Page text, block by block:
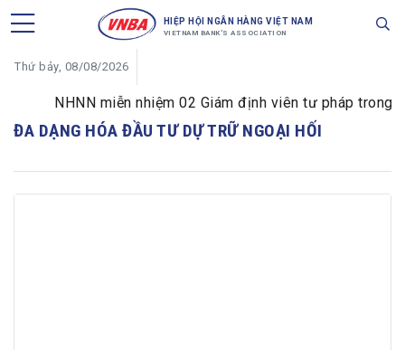
HIỆP HỘI NGÂN HÀNG VIỆT NAM
VIETNAM BANK'S ASSOCIATION
Thứ bảy, 08/08/2026
NHNN miễn nhiệm 02 Giám định viên tư pháp trong
ĐA DẠNG HÓA ĐẦU TƯ DỰ TRỮ NGOẠI HỐI